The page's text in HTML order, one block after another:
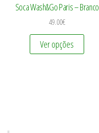
Soca Wash&Go Paris – Branco
49.00€
Ver opções